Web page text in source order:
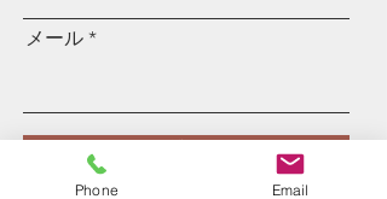
メール
登録
Phone Email